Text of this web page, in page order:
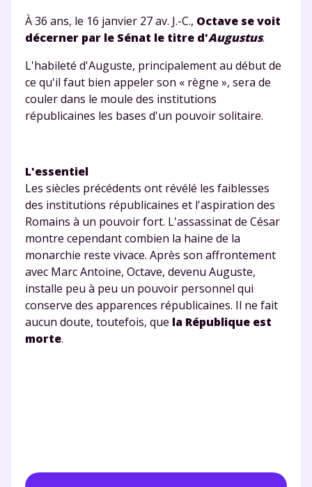
À 36 ans, le 16 janvier 27 av. J.-C., Octave se voit
décerner par le Sénat le titre d'Augustus.
L'habileté d'Auguste, principalement au début de
ce qu'il faut bien appeler son « règne », sera de
couler dans le moule des institutions
républicaines les bases d'un pouvoir solitaire.
L'essentiel
Les siècles précédents ont révélé les faiblesses
des institutions républicaines et l'aspiration des
Romains à un pouvoir fort. L'assassinat de César
montre cependant combien la haine de la
monarchie reste vivace. Après son affrontement
avec Marc Antoine, Octave, devenu Auguste,
installe peu à peu un pouvoir personnel qui
conserve des apparences républicaines. Il ne fait
aucun doute, toutefois, que la République est
morte.
plateforme de soutien
scolaire !
Fiches de cours et vidéos,exercices
corrigés,podcasts de révisions
Unespace dédié aux parentspour
la Terminale
Des profs expérimentés disponibles
à la demande par tchat, audio ou
vidéo
TESTER GRATUITEMENT
* Votre code d'accès sera envoyé à cette adresse e-mail. En
renseignant votre e-mail, vous consentez à ce que vos